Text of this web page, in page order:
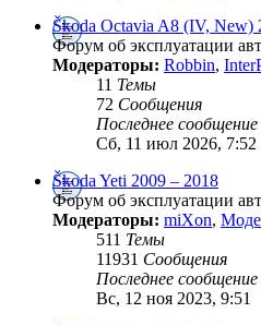
Škoda Octavia A8 (IV, New)
Форум об эксплуатации
Модераторы: Robbin,
11 Темы
72 Сообщения
Последнее сообщение
Сб, 11 июл 2026, 7:52
Škoda Yeti 2009 – 2018
Форум об эксплуатации
Модераторы: miXon,
511 Темы
11931 Сообщения
Последнее сообщение
Вс, 12 ноя 2023, 9:51